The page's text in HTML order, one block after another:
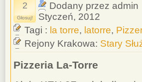
2
Głosuj!
Dodany przez admin
Styczeń, 2012
Tagi : la torre, latorre,
Rejony Krakowa: Stary
Pizzeria La-Torre